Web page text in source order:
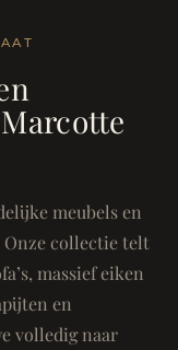
meubels en
collectie telt
massief eiken
en
volledig naar